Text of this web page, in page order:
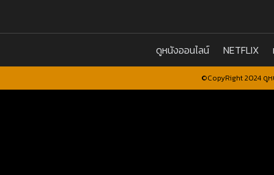
ดูหนังออนไลน์ NETFLIX
©CopyRight 2024 ดู